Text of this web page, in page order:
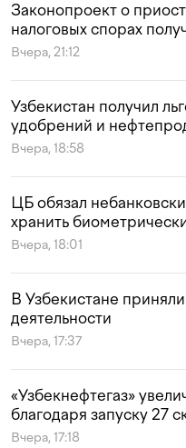
Законопроект о
налоговых спорах
Вчера, 21:12
Узбекистан получил
удобрений и
Вчера, 18:58
ЦБ обязал
хранить
Вчера, 18:01
В Узбекистане
деятельности
Вчера, 17:37
«Узбекнефтегаз»
благодаря запуску 27
Вчера, 17:18